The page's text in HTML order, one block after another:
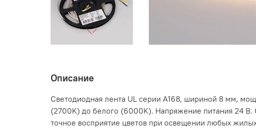
Описание
Светодиодная лента UL серии A168, шириной 8 мм,
(2700K) до белого (6000K). Напряжение питания 24
точное восприятие цветов при освещении любых